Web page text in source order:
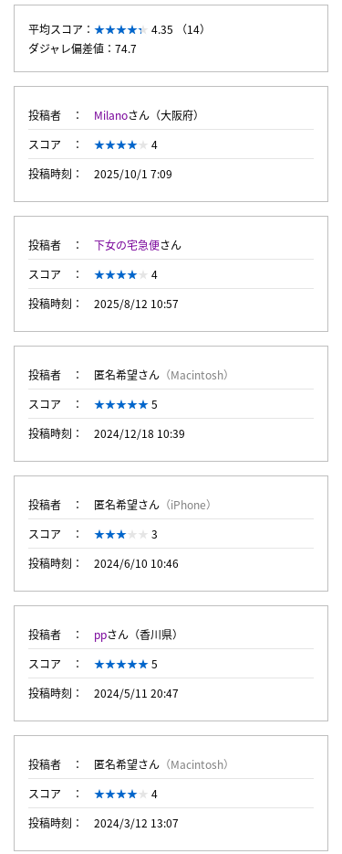
平均スコア：
4.35 （14）
ダジャレ偏差値：74.7
投稿者 Milanoさん（大阪府）
スコア
4
投稿時刻
2025/10/1 7:09
投稿者 下女の宅急便さん
スコア
4
投稿時刻
2025/8/12 10:57
投稿者 匿名希望さん （Macintosh）
スコア
5
投稿時刻
2024/12/18 10:39
投稿者 匿名希望さん （iPhone）
スコア
3
投稿時刻
2024/6/10 10:46
投稿者 ppさん（香川県）
スコア
5
投稿時刻
2024/5/11 20:47
投稿者 匿名希望さん （Macintosh）
スコア
4
投稿時刻
2024/3/12 13:07